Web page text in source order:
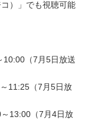
）」でも視聴可能
（7月5日放送
（7月5日放
13:00（7月4日放